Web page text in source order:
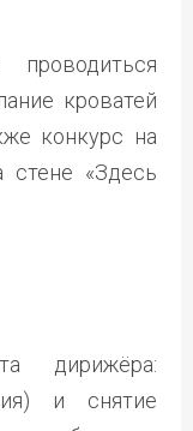
кроватей
конкурс на
«Здесь
дирижёра:
и снятие